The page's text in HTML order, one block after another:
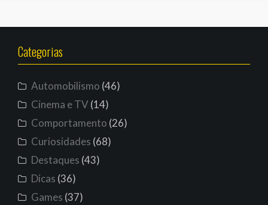
Categorias
Automobilismo (46)
Cinema e TV(14)
Comportamento (26)
Curiosidades (68)
Destaques (43)
Dicas (36)
Games (37)